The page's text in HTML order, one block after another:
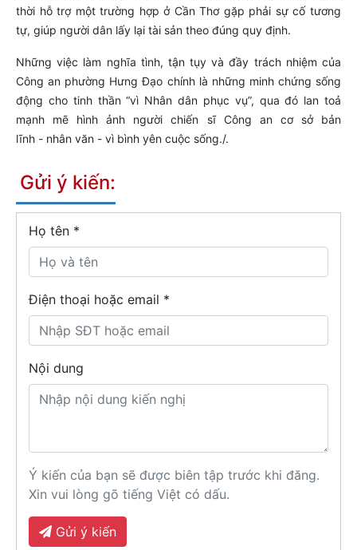
thời hỗ trợ một trường hợp ở Cần Thơ gặp phải sự cố tương
tự, giúp người dân lấy lại tài sản theo đúng quy định.
Những việc làm nghĩa tình, tận tụy và đầy trách nhiệm của
Công an phường Hưng Đạo chính là những minh chứng sống
động cho tinh thần “vì Nhân dân phục vụ”, qua đó lan toả
mạnh mẽ hình ảnh người chiến sĩ Công an cơ sở bản
lĩnh - nhân văn - vì bình yên cuộc sống./.
Gửi ý kiến:
Họ tên *
Điện thoại hoặc email *
Nội dung
Ý kiến của bạn sẽ được biên tập trước khi đăng.
Xin vui lòng gõ tiếng Việt có dấu.
Gửi ý kiến